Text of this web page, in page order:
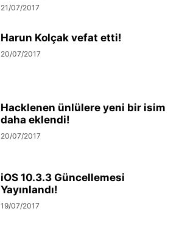
21/07/2017
Harun Kolçak vefat etti!
20/07/2017
Hacklenen ünlülere yeni bir isim
daha eklendi!
20/07/2017
iOS 10.3.3 Güncellemesi
Yayınlandı!
19/07/2017